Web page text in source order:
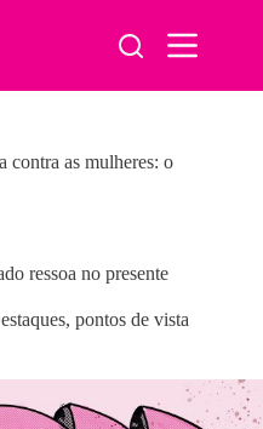
contra as mulheres: o
ressoa no presente
, pontos de vista